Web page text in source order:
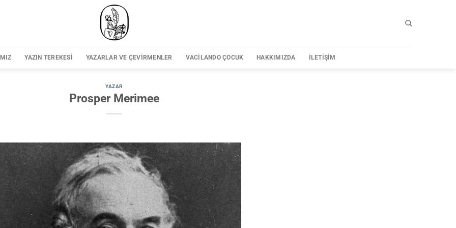
YAZIN TEREKESI YAZARLAR VE ÇEVIRMENLER VACILANDO ÇOCUK HAKKIMIZDA İLETIŞIM
YAZAR
Prosper Merimee